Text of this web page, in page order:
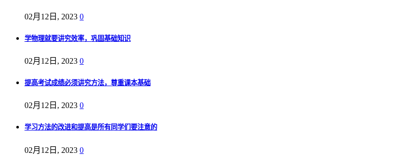
02月12日, 2023 0
学物理就要讲究效率，巩固基础知识
02月12日, 2023 0
提高考试成绩必须讲究方法，尊重课本基础
02月12日, 2023 0
学习方法的改进和提高是所有同学们要注意的
02月12日, 2023 0